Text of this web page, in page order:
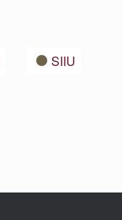
SIIU